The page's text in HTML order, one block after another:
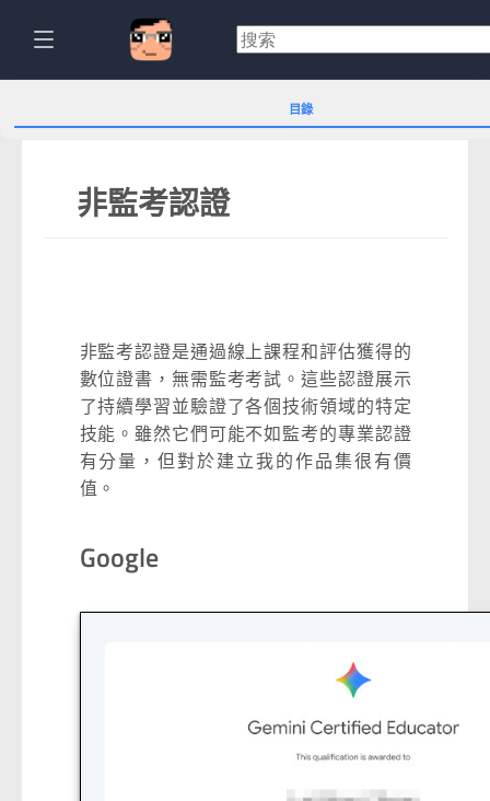
非監考認證
目錄
非監考認證是通過線上課程和評估獲得的
數位證書，無需監考考試。這些認證展示
了持續學習並驗證了各個技術領域的特定
技能。雖然它們可能不如監考的專業認證
有分量，但對於建立我的作品集很有價
值。
Google